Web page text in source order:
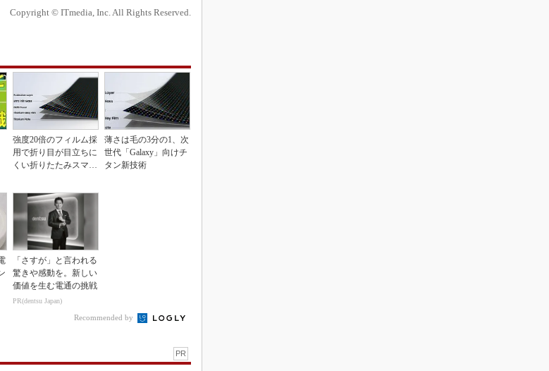
Copyright © ITmedia, Inc. All Rights Reserved.
強度20倍のフィルム採
用で折り目が目立ちに
くい折りたたみスマホ
薄さは毛の3分の1、次
世代「Galaxy」向けチ
タン新技術
「さすが」と言われる
驚きや感動を。新しい
価値を生む電通の挑戦
PR(dentsu Japan)
Recommended by
PR